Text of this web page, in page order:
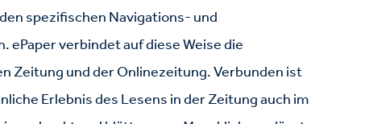
spezifischen Navigations- und
verbindet auf diese Weise die
Zeitung und der Onlinezeitung. Verbunden ist
Erlebnis des Lesens in der Zeitung auch im